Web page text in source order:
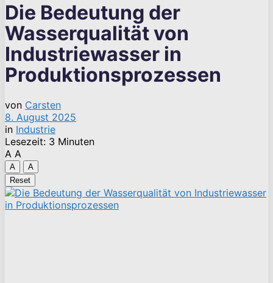
Die Bedeutung der
Wasserqualität von
Industriewasser in
Produktionsprozessen
von Carsten
8. August 2025
in Industrie
Lesezeit: 3 Minuten
A A
A
A
Reset